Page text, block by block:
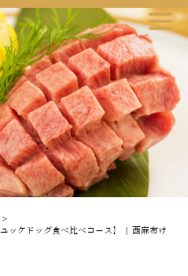
>
ッケドッグ食べ比べコース】 | 西麻布け